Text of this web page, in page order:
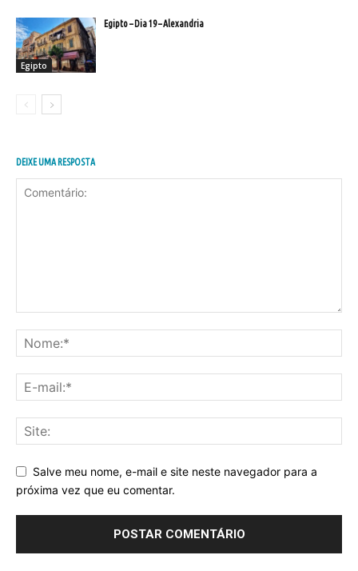
Egipto
Egipto – Dia 19 – Alexandria
DEIXE UMA RESPOSTA
Salve meu nome, e-mail e site neste navegador para a
próxima vez que eu comentar.